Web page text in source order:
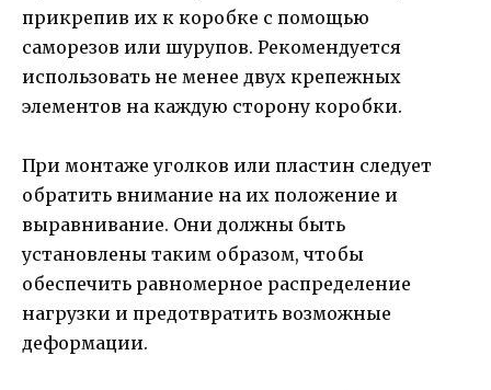
прикрепив их к коробке с помощью
саморезов или шурупов. Рекомендуется
использовать не менее двух крепежных
элементов на каждую сторону коробки.
При монтаже уголков или пластин следует
обратить внимание на их положение и
выравнивание. Они должны быть
установлены таким образом, чтобы
обеспечить равномерное распределение
нагрузки и предотвратить возможные
деформации.